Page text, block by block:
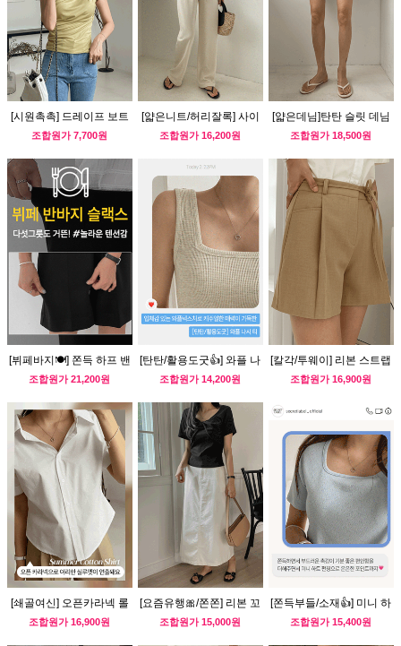
[시원촉촉] 드레이프 보트
넥 나시티
조합원가7,700원
[얇은니트/허리잘록] 사이
드 셔링 민소매 니트
조합원가16,200원
[얇은데님]탄탄 슬릿 데님
반바지
조합원가18,500원
[뷔페바지🍽] 쫀득 하프 밴
딩 슬랙스
조합원가21,200원
[탄탄/활용도굿👍] 와플 나
시 티
조합원가14,200원
[칼각/투웨이] 리본 스트랩
숏 팬츠
조합원가16,900원
[쇄골여신] 오픈카라넥 롤
업 셔츠
조합원가16,900원
[요즘유행🎀/쫀쫀] 리본 꼬
임 골지티
조합원가15,000원
[쫀득부들/소재👍] 미니 하
트 펀칭 티
조합원가15,400원